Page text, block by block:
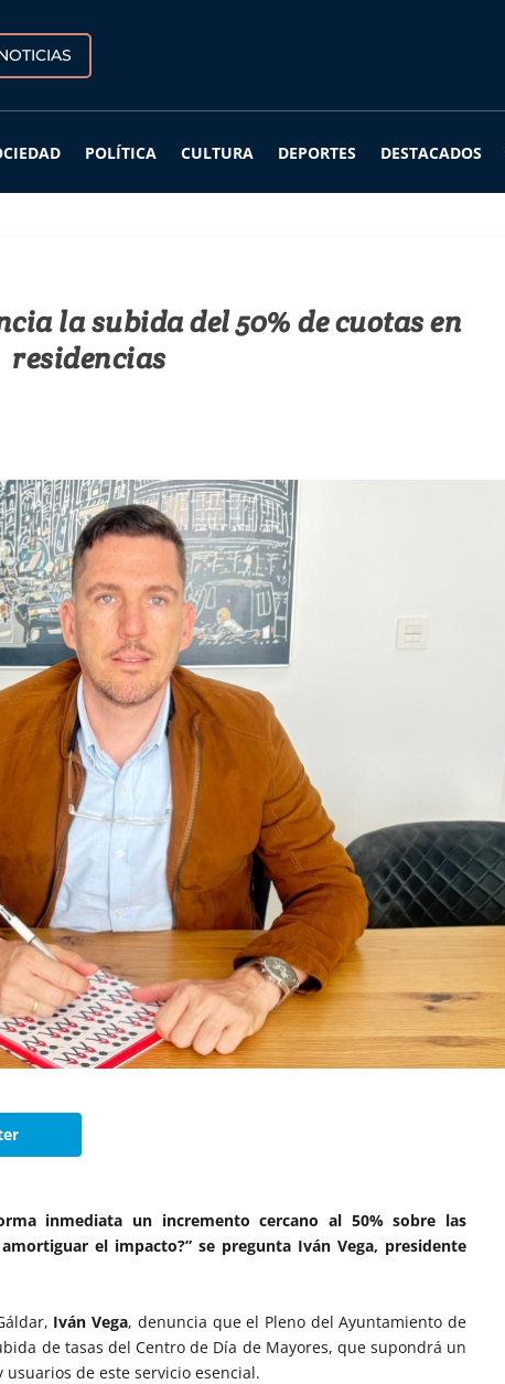
POLÍTICA CULTURA DEPORTES DESTACADOS
la subida del 50% de cuotas en
residencias
inmediata un incremento cercano al 50% sobre las
el impacto?” se pregunta Iván Vega, presidente
Iván Vega, denuncia que el Pleno del Ayuntamiento de
de tasas del Centro de Día de Mayores, que supondrá un
de este servicio esencial.